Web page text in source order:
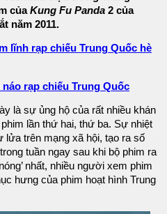
củaKung Fu Panda 2 của
năm 2011.
lĩnh rạp chiếu Trung Quốc hè
rạp chiếu Trung Quốc
là sự ủng hộ của rất nhiều khán
lần thứ hai, thứ ba. Sự nhiệt
lửa trên mạng xã hội, tạo ra số
tuần ngay sau khi bộ phim ra
nhất, nhiều người xem phim
hưng của phim hoạt hình Trung